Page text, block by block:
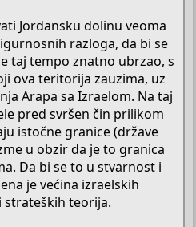
Jordansku dolinu veoma
razloga, da bi se
taj tempo znatno ubrzao, s
ova teritorija zauzima, uz
Arapa sa Izraelom. Na taj
pred svršen čin prilikom
istočne granice (države
u obzir da je to granica
Da bi se to u stvarnost i
je većina izraelskih
teorija.